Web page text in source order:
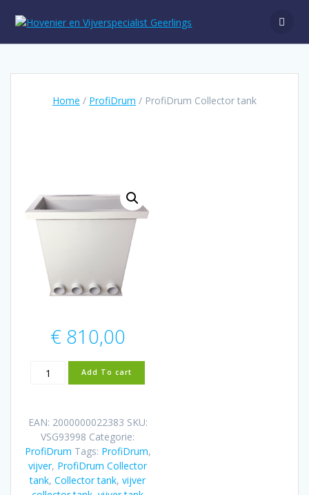
naar
Home / ProfiDrum / ProfiDrum Collector tank
€810,00
ProfiDrum
Collector
Add To cart
EAN: 2000000022383 SKU:
VSG93998 Categorie:
ProfiDrum Tags: ProfiDrum,
vijver, ProfiDrum Collector
tank, Collector tank, vijver